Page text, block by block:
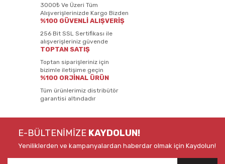
3000₺ Ve Üzeri Tüm
Alışverişlerinizde Kargo Bizden
%100 GÜVENLİ ALIŞVERİŞ
256 Bit SSL Sertifikası ile
alışverişleriniz güvende
TOPTAN SATIŞ
Toptan siparişleriniz için
bizimle iletişime geçin
%100 ORJİNAL ÜRÜN
Tüm ürünlerimiz distribütör
garantisi altındadır
E-BÜLTENİMİZE KAYDOLUN!
Yeniliklerden ve kampanyalardan haberdar olmak için Kaydolun!